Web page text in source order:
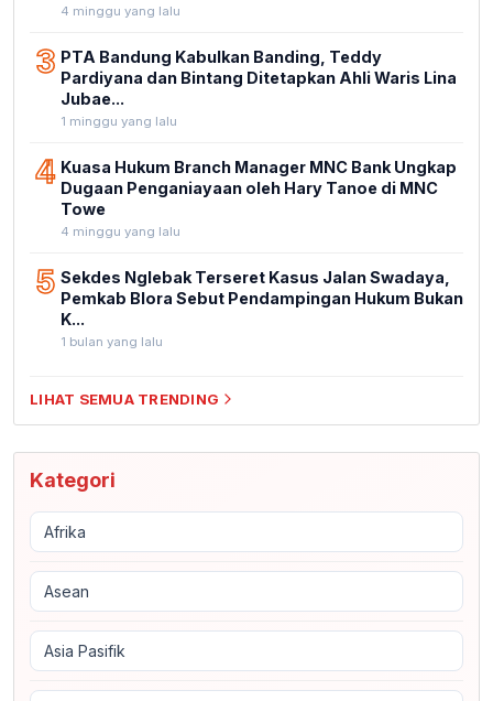
4 minggu yang lalu
3 PTA Bandung Kabulkan Banding, Teddy
Pardiyana dan Bintang Ditetapkan Ahli Waris Lina
Jubae...
1 minggu yang lalu
4 Kuasa Hukum Branch Manager MNC Bank Ungkap
Dugaan Penganiayaan oleh Hary Tanoe di MNC
Towe
4 minggu yang lalu
5 Sekdes Nglebak Terseret Kasus Jalan Swadaya,
Pemkab Blora Sebut Pendampingan Hukum Bukan
K...
1 bulan yang lalu
LIHAT SEMUA TRENDING
Kategori
Afrika
Asean
Asia Pasifik